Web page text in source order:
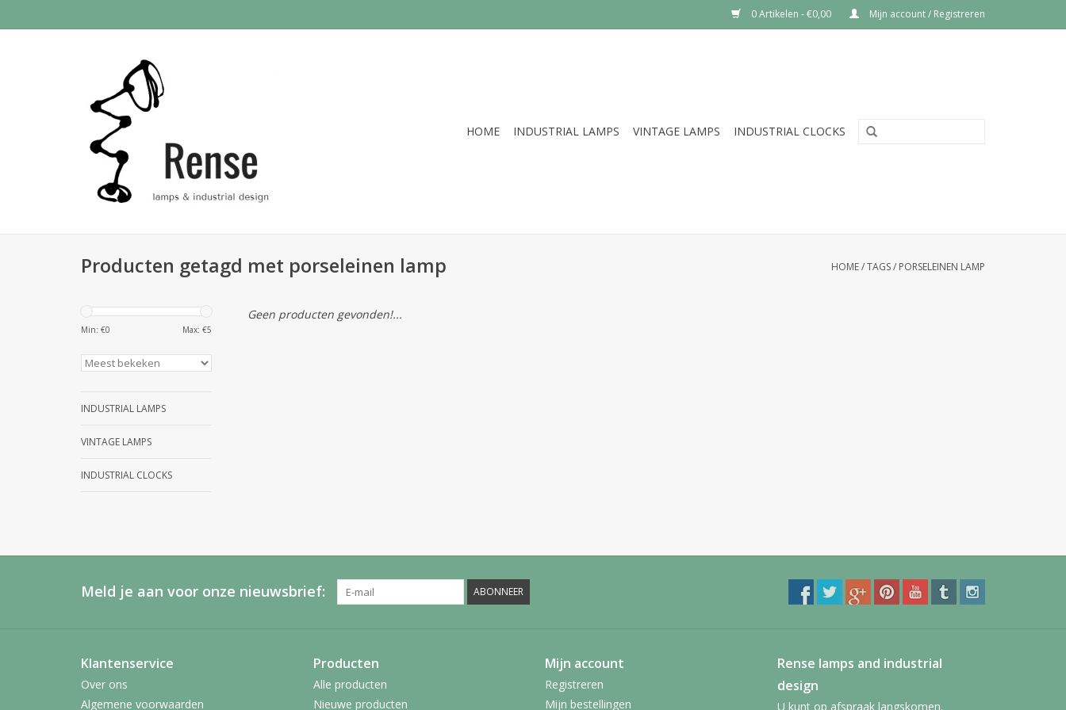
0 Artikelen - €0,00 Mijn account / Registreren
HOME INDUSTRIAL LAMPS VINTAGE LAMPS INDUSTRIAL CLOCKS
Producten getagd met porseleinen lamp HOME/TAGS/ PORSELEINEN LAMP
Min: €0 Max: €5
INDUSTRIAL LAMPS
VINTAGE LAMPS
INDUSTRIAL CLOCKS
Geen producten gevonden!...
Meld je aan voor onze nieuwsbrief: ABONNEER
Klantenservice
Over ons
Algemene voorwaarden
Producten
Alle producten
Nieuwe producten
Mijn account
Registreren
Mijn bestellingen
Rense lamps and industrial
design
U kunt op afspraak langskomen.